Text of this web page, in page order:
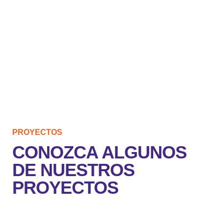
PROYECTOS
CONOZCA ALGUNOS
DE NUESTROS
PROYECTOS